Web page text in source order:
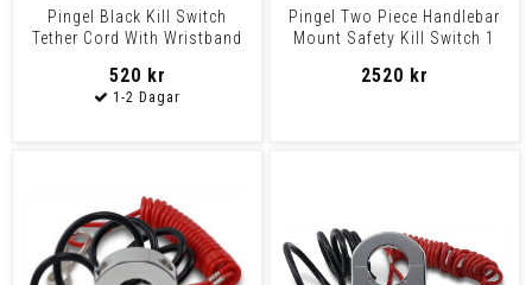
Pingel Black Kill Switch
Tether Cord With Wristband
520 kr
Pingel Two Piece Handlebar
Mount Safety Kill Switch 1
2520 kr